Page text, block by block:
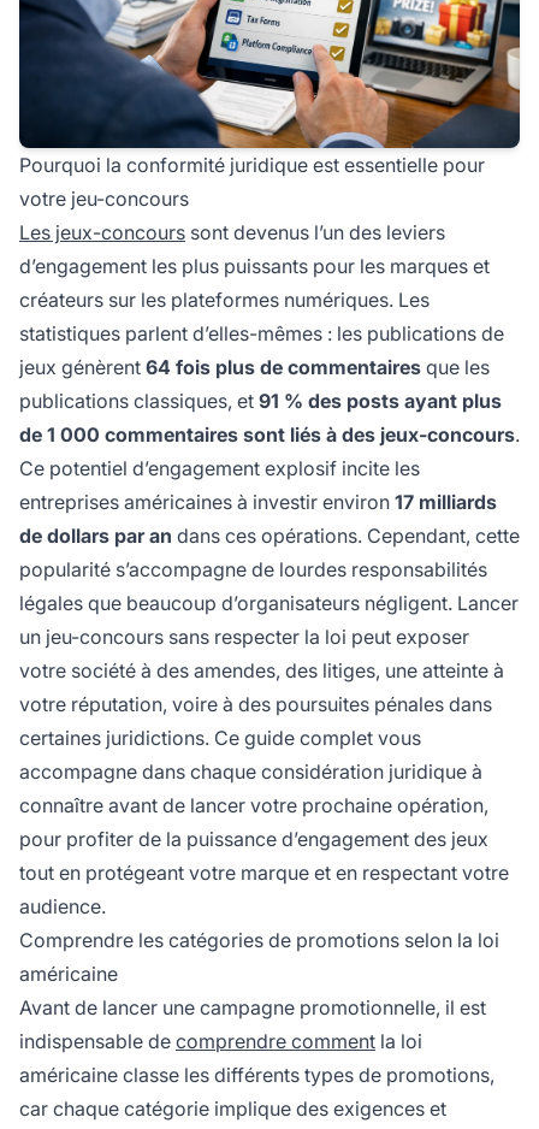
Pourquoi la conformité juridique est essentielle pour
votre jeu-concours
Les jeux-concours sont devenus l’un des leviers
d’engagement les plus puissants pour les marques et
créateurs sur les plateformes numériques. Les
statistiques parlent d’elles-mêmes : les publications de
jeux génèrent 64 fois plus de commentaires que les
publications classiques, et 91 % des posts ayant plus
de 1 000 commentaires sont liés à des jeux-concours.
Ce potentiel d’engagement explosif incite les
entreprises américaines à investir environ 17 milliards
de dollars par an dans ces opérations. Cependant, cette
popularité s’accompagne de lourdes responsabilités
légales que beaucoup d’organisateurs négligent. Lancer
un jeu-concours sans respecter la loi peut exposer
votre société à des amendes, des litiges, une atteinte à
votre réputation, voire à des poursuites pénales dans
certaines juridictions. Ce guide complet vous
accompagne dans chaque considération juridique à
connaître avant de lancer votre prochaine opération,
pour profiter de la puissance d’engagement des jeux
tout en protégeant votre marque et en respectant votre
audience.
Comprendre les catégories de promotions selon la loi
américaine
Avant de lancer une campagne promotionnelle, il est
indispensable de comprendre comment la loi
américaine classe les différents types de promotions,
car chaque catégorie implique des exigences et